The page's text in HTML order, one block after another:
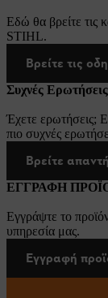
Εδώ θα βρείτε τις
STIHL.
Βρείτε τις
Συχνές Ερωτήσεις
Έχετε ερωτήσεις;
πιο συχνές
Βρείτε
ΕΓΓΡΑΦΗ
Εγγράψτε το
υπηρεσία μας.
Εγγραφή